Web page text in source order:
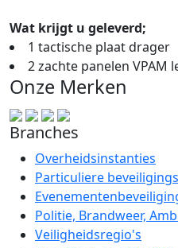
Wat krijgt u geleverd;
1 tactische plaat drager
2 zachte panelen VPAM
Onze Merken
Branches
Overheidsinstanties
Particuliere
Politie, Brandweer,
Veiligheidsregio's